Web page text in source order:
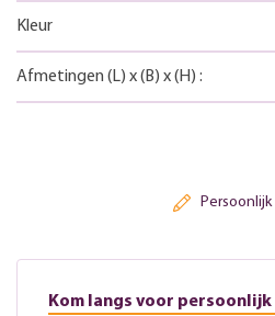
Kleur
Afmetingen (L) x(B) x(H) :
Persoonlijk
Kom langs voor persoonlijk